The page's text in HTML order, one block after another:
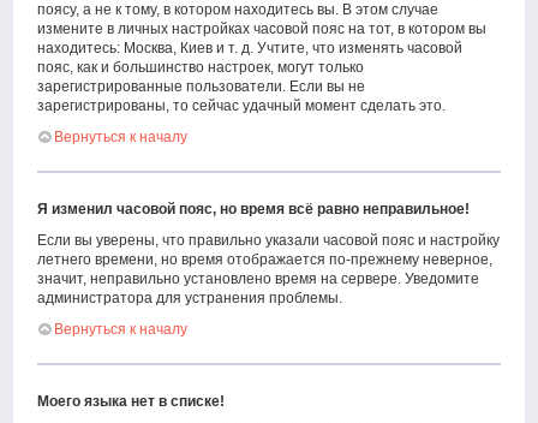
поясу, а не к тому, в котором находитесь вы. В этом случае
измените в личных настройках часовой пояс на тот, в котором вы
находитесь: Москва, Киев и т. д. Учтите, что изменять часовой
пояс, как и большинство настроек, могут только
зарегистрированные пользователи. Если вы не
зарегистрированы, то сейчас удачный момент сделать это.
Вернуться к началу
Я изменил часовой пояс, но время всё равно неправильное!
Если вы уверены, что правильно указали часовой пояс и настройку
летнего времени, но время отображается по-прежнему неверное,
значит, неправильно установлено время на сервере. Уведомите
администратора для устранения проблемы.
Вернуться к началу
Моего языка нет в списке!